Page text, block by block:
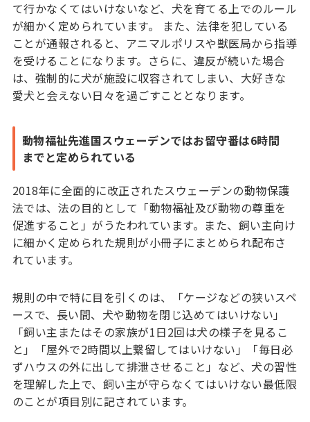
て行かなくてはいけないなど、犬を育てる上でのルール
が細かく定められています。 また、法律を犯している
ことが通報されると、アニマルポリスや獣医局から指導
を受けることになります。さらに、違反が続いた場合
は、強制的に犬が施設に収容されてしまい、大好きな
愛犬と会えない日々を過ごすこととなります。
動物福祉先進国スウェーデンではお留守番は6時間
までと定められている
2018年に全面的に改正されたスウェーデンの動物保護
法では、法の目的として「動物福祉及び動物の尊重を
促進すること」がうたわれています。また、飼い主向け
に細かく定められた規則が小冊子にまとめられ配布さ
れています。
規則の中で特に目を引くのは、「ケージなどの狭いスペ
ースで、長い間、犬や動物を閉じ込めてはいけない」
「飼い主またはその家族が1日2回は犬の様子を見るこ
と」「屋外で2時間以上繋留してはいけない」「毎日必
ずハウスの外に出して排泄させること」など、犬の習性
を理解した上で、飼い主が守らなくてはいけない最低限
のことが項目別に記されています。